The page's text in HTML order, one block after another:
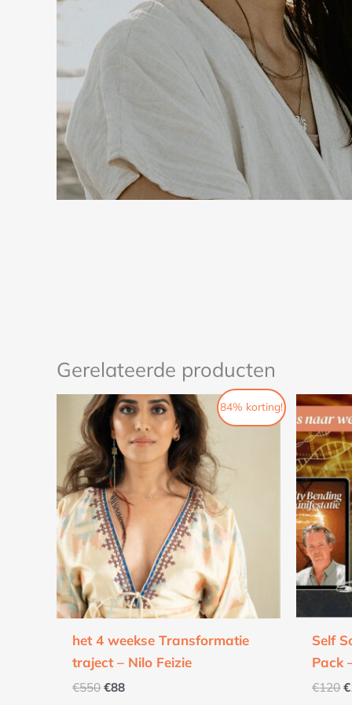
Gerelateerde producten
84% korting!
het 4 weekse Transformatie
traject – Nilo Feizie
€550
Oorspronkelijke
prijs
was:
€550.
€88
Huidige
prijs
is:
€88.
Self
Pack
€120 €